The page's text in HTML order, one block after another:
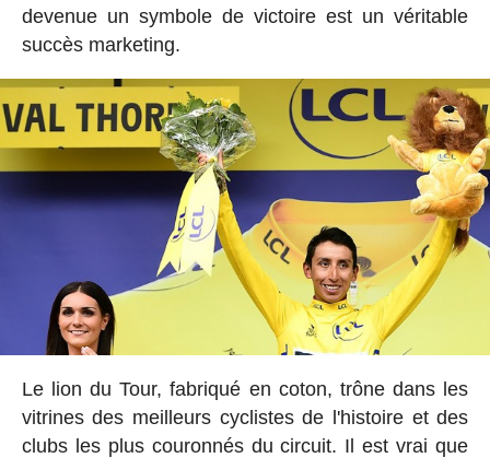
devenue un symbole de victoire est un véritable
succès marketing.
Le lion du Tour, fabriqué en coton, trône dans les
vitrines des meilleurs cyclistes de l'histoire et des
clubs les plus couronnés du circuit. Il est vrai que